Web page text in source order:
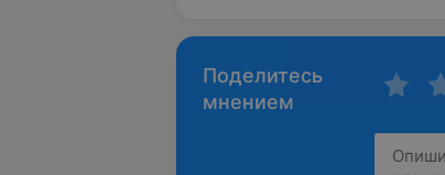
Поделитесь
мнением